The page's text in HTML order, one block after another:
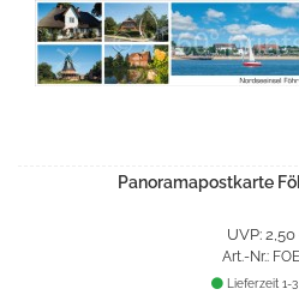
Panoramapostkarte
UVP:
Art.-Nr.:
Lieferzeit 1-3